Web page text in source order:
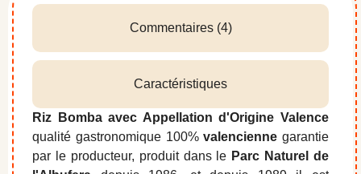
Caractéristiques
Commentaires (4)
Riz Bomba avec Appellation d'Origine Valence
qualité gastronomique 100%valencienne garantie
par le producteur, produit dans le Parc Naturel de